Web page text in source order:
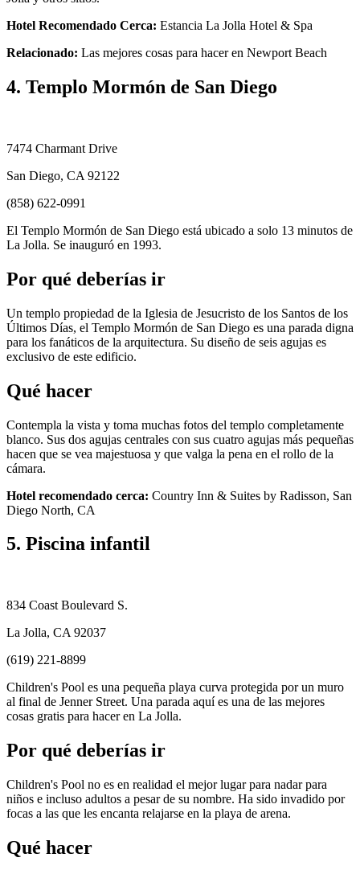
Hotel Recomendado Cerca: Estancia La Jolla Hotel & Spa
Relacionado: Las mejores cosas para hacer en Newport Beach
4. Templo Mormón de San Diego
7474 Charmant Drive
San Diego, CA 92122
(858) 622-0991
El Templo Mormón de San Diego está ubicado a solo 13 minutos de
La Jolla. Se inauguró en 1993.
Por qué deberías ir
Un templo propiedad de la Iglesia de Jesucristo de los Santos de los
Últimos Días, el Templo Mormón de San Diego es una parada digna
para los fanáticos de la arquitectura. Su diseño de seis agujas es
exclusivo de este edificio.
Qué hacer
Contempla la vista y toma muchas fotos del templo completamente
blanco. Sus dos agujas centrales con sus cuatro agujas más pequeñas
hacen que se vea majestuosa y que valga la pena en el rollo de la
cámara.
Hotel recomendado cerca: Country Inn & Suites by Radisson, San
Diego North, CA
5. Piscina infantil
834 Coast Boulevard S.
La Jolla, CA 92037
(619) 221-8899
Children's Pool es una pequeña playa curva protegida por un muro
al final de Jenner Street. Una parada aquí es una de las mejores
cosas gratis para hacer en La Jolla.
Por qué deberías ir
Children's Pool no es en realidad el mejor lugar para nadar para
niños e incluso adultos a pesar de su nombre. Ha sido invadido por
focas a las que les encanta relajarse en la playa de arena.
Qué hacer